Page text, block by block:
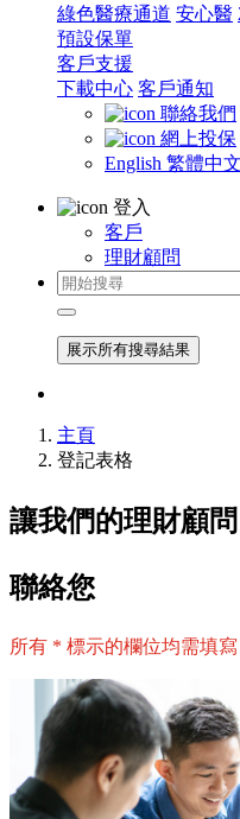
綠色醫療通道 安心醫
預設保單
客戶支援
下載中心 客戶通知
聯絡我們
網上投保
English 繁體中文
登入
客戶
理財顧問
展示所有搜尋結果
主頁
登記表格
讓我們的理財顧問
聯絡您
所有 * 標示的欄位均需填寫